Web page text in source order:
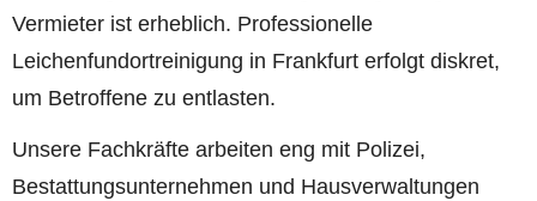
Vermieter ist erheblich. Professionelle
Leichenfundortreinigung in Frankfurt erfolgt diskret,
um Betroffene zu entlasten.
Unsere Fachkräfte arbeiten eng mit Polizei,
Bestattungsunternehmen und Hausverwaltungen